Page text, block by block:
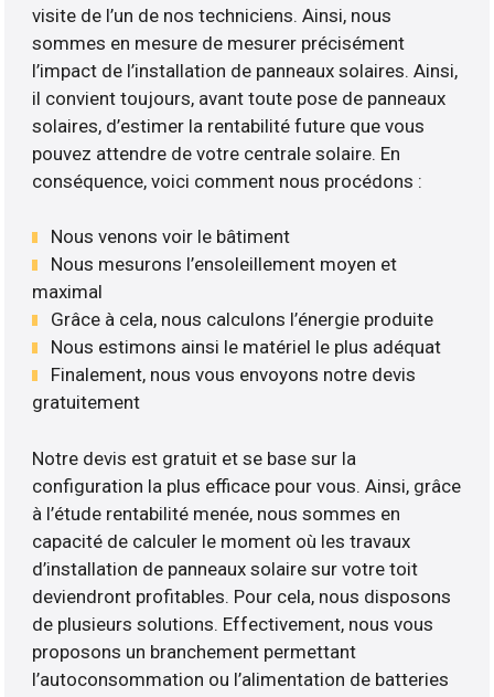
visite de l’un de nos techniciens. Ainsi, nous
sommes en mesure de mesurer précisément
l’impact de l’installation de panneaux solaires. Ainsi,
il convient toujours, avant toute pose de panneaux
solaires, d’estimer la rentabilité future que vous
pouvez attendre de votre centrale solaire. En
conséquence, voici comment nous procédons :
Nous venons voir le bâtiment
Nous mesurons l’ensoleillement moyen et
maximal
Grâce à cela, nous calculons l’énergie produite
Nous estimons ainsi le matériel le plus adéquat
Finalement, nous vous envoyons notre devis
gratuitement
Notre devis est gratuit et se base sur la
configuration la plus efficace pour vous. Ainsi, grâce
à l’étude rentabilité menée, nous sommes en
capacité de calculer le moment où les travaux
d’installation de panneaux solaire sur votre toit
deviendront profitables. Pour cela, nous disposons
de plusieurs solutions. Effectivement, nous vous
proposons un branchement permettant
l’autoconsommation ou l’alimentation de batteries